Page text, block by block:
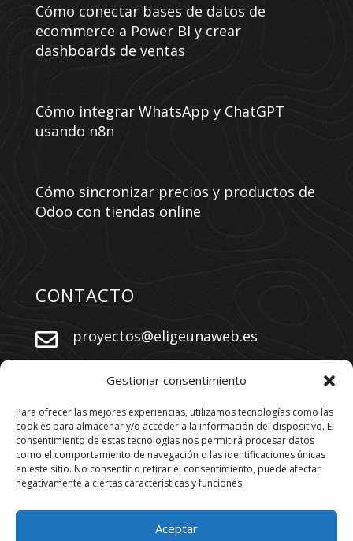
Gestionar consentimiento
Para ofrecer las mejores experiencias, utilizamos tecnologías como las
cookies para almacenar y/o acceder a la información del dispositivo. El
consentimiento de estas tecnologías nos permitirá procesar datos
como el comportamiento de navegación o las identificaciones únicas
en este sitio. No consentir o retirar el consentimiento, puede afectar
negativamente a ciertas características y funciones.
Aceptar
Cómo conectar bases de datos de
ecommerce a Power BI y crear
dashboards de ventas
Cómo integrar WhatsApp y ChatGPT
usando n8n
Cómo sincronizar precios y productos de
Odoo con tiendas online
CONTACTO
 proyectos@eligeunaweb.es
+34 609 730 569
SÍGUENOS